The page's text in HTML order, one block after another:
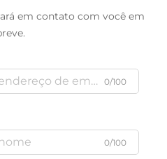
em contato com você em
0/100
0/100